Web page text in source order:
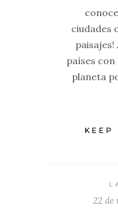
ciudades
paisajes!
países
planeta
KEEP
22 de